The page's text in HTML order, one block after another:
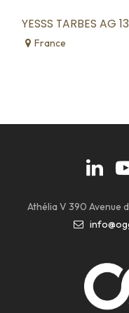
YESSS TARBES AG
France
Athélia V 390 Avenue